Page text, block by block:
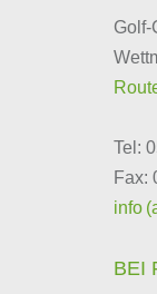
Tel:
Fax:
info
BEI